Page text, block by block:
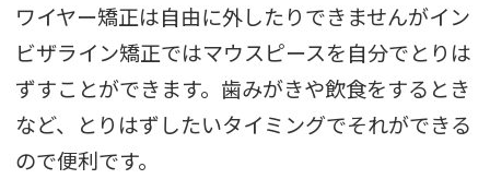
ワイヤー矯正は自由に外したりできませんがイン
ビザライン矯正ではマウスピースを自分でとりは
ずすことができます。歯みがきや飲食をするとき
など、とりはずしたいタイミングでそれができる
ので便利です。